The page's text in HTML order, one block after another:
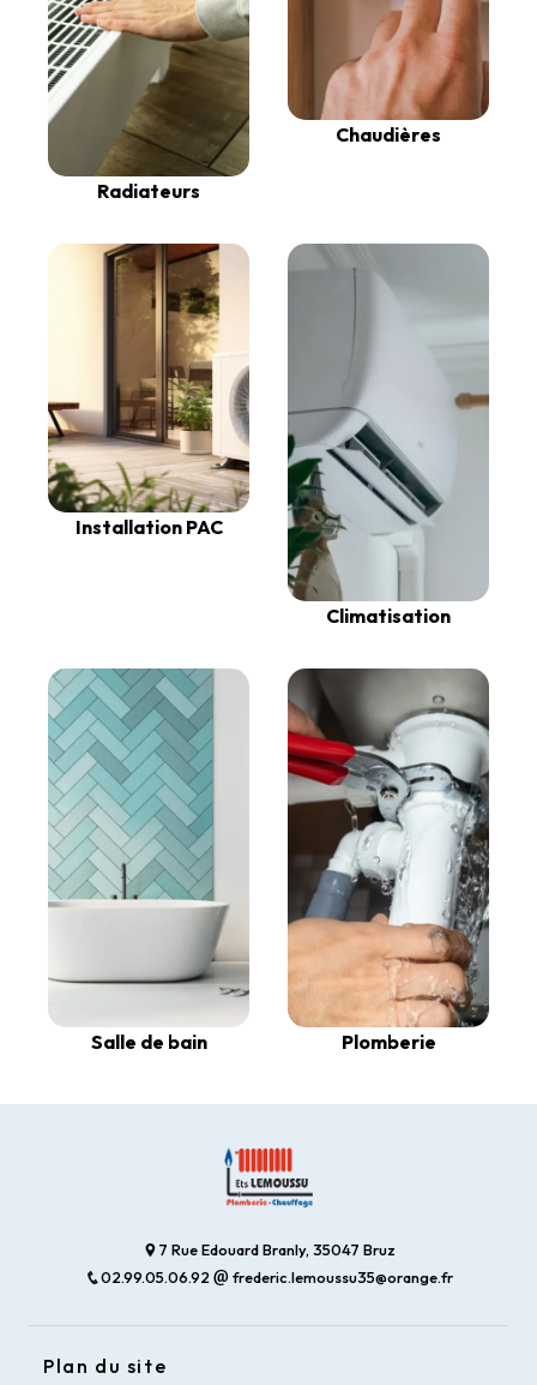
Radiateurs
Chaudières
Installation PAC
Climatisation
Salle de bain Plomberie
7 Rue Edouard Branly, 35047 Bruz
02.99.05.06.92
frederic.lemoussu35@orange.fr
Plan du site